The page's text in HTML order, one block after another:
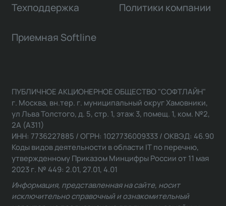
Техподдержка Политики компании
Приемная Softline
ПУБЛИЧНОЕ АКЦИОНЕРНОЕ ОБЩЕСТВО "СОФТЛАЙН"
г. Москва, вн.тер. г. муниципальный округ Хамовники,
ул Льва Толстого, д. 5, стр. 1, этаж 3, помещ. 1, ком. №2,
2А (А311)
ИНН: 7736227885 / ОГРН: 1027736009333 / ОКВЭД: 46.90
Коды видов деятельности в области IT по перечню,
утвержденному Приказом Минцифры России от 11 мая
2023 г. № 449: 2.01, 27.01, 4.01
Информация, представленная на сайте, носит
исключительно справочный и ознакомительный